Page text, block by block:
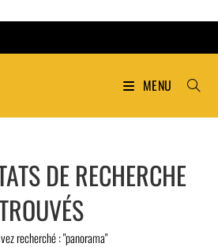
MENU
DE RECHERCHE
recherché : "panorama"